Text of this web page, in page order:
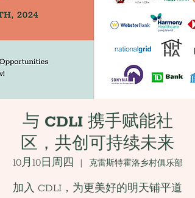
与 CDLI 携手赋能社
区，共创可持续未来
10月10日周四
  |
克雷斯特霍洛乡村俱乐部
加入 CDLI，为更美好的明天铺平道